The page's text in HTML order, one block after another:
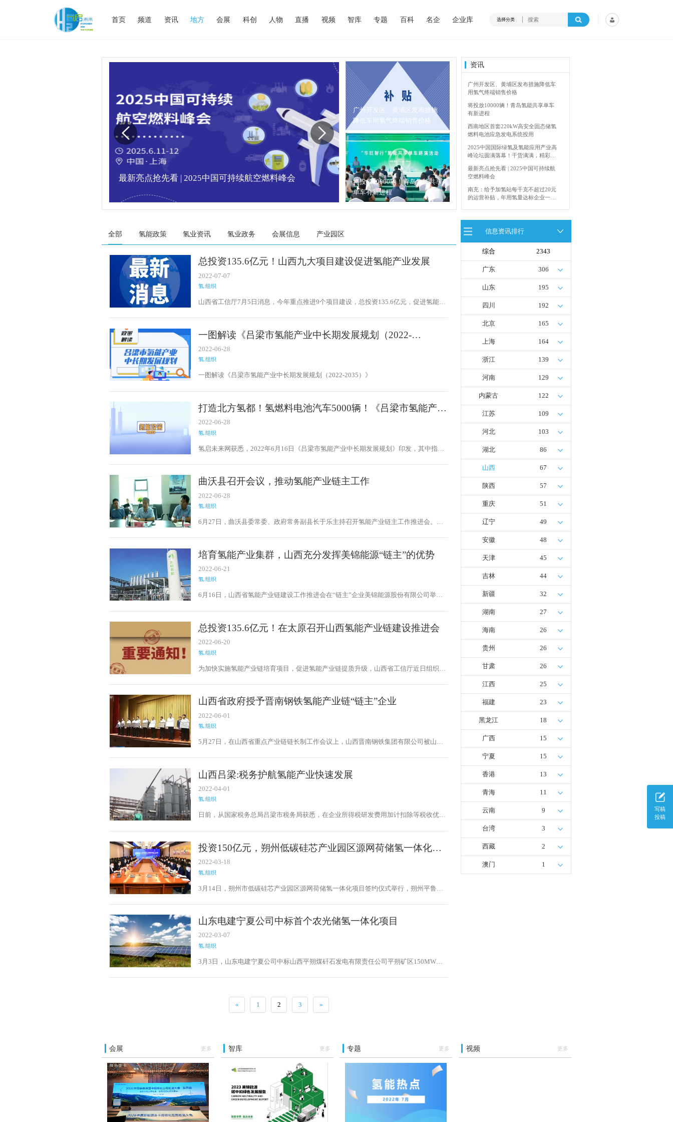
首页 频道 资讯 地方 会展 科创 人物 直播 视频 智库 专题 百科 名企 企业库 选择分类
最新亮点抢先看 | 2025中国可持续航空燃料峰会 内蒙古能源局：2024年加快建设输氢管道网络
广州开发区、黄埔区发布措施
降低车用氢气终端销售价格
将投放10000辆！青岛氢能共享
单车有新进程
资讯
广州开发区、黄埔区发布措施降低车
用氢气终端销售价格
将投放10000辆！青岛氢能共享单车
有新进程
西南地区首套220kW高安全固态储氢
燃料电池应急发电系统投用
2025中国国际绿氢及氢能应用产业高
峰论坛圆满落幕！干货满满，精彩瞬
最新亮点抢先看 | 2025中国可持续航
空燃料峰会
南充：给予加氢站每千克不超过20元
的运营补贴，年用氢量达标企业一次
青岛氢能新跨越：海德利森携手打造
全球首台套！240吨氢能矿用刚性自
发成果验收工作会议在呼伦贝尔举行
新疆俊瑞温宿规模化制绿氢项目开工
仪式在温宿县成功举办
荷兰氢能产业联盟到访天德工业装
能产业发展举办交流会
写稿
投稿
全部 氢能政策 氢业资讯 氢业政务 会展信息 产业园区
总投资135.6亿元！山西九大项目建设促进氢能产业发展
2022-07-07
氢.组织
山西省工信厅7月5日消息，今年重点推进9个项目建设，总投资135.6亿元，促进氢能产
信厅介绍，充分发挥资源禀赋和产业基础优势，加快项目推进。
一图解读《吕梁市氢能产业中长期发展规划（2022-
2035）》
2022-06-28
氢.组织
一图解读《吕梁市氢能产业中长期发展规划（2022-2035）》
打造北方氢都！氢燃料电池汽车5000辆！《吕梁市氢能产业
中长期发展规划（2022-2035）》印发
2022-06-28
氢.组织
氢启未来网获悉，2022年6月16日《吕梁市氢能产业中长期发展规划》印发，其中指
动吕梁建成中国氢能产业商业化创新发展引领区。力争建成具有加氢功能的综合能源站
200座，全市氢燃料电池汽车数量突破5万辆，全市90％以上的工业园区、公交线路普及
氢燃料电池汽车。
曲沃县召开会议，推动氢能产业链主工作
2022-06-28
氢.组织
6月27日，曲沃县委常委、政府常务副县长于乐主持召开氢能产业链主工作推进会。工
人出席会议。于乐要求企业进一步改进工作作风，加快信息沟通，提高会议质量和工作
效率，定期召开“碰头会”，加强企业与部门，部门与部门之间的沟通，加强工作运作，
做好氢能产业链的主要工作。
培育氢能产业集群，山西充分发挥美锦能源“链主”的优势
2022-06-21
氢.组织
6月16日，山西省氢能产业链建设工作推进会在“链主”企业美锦能源股份有限公司举
发展壮大，拥抱氢能产业发展新时代。5月27日，山西省政府授予首批20家“链主”企
业，山西产业链“链长制”进入全面实施阶段。
总投资135.6亿元！在太原召开山西氢能产业链建设推进会
2022-06-20
氢.组织
为加快实施氢能产业链培育项目，促进氢能产业链提质升级，山西省工信厅近日组织山
进会。山西省氢能产业链上游的焦化产业基础雄厚，中游焦炉煤气制氢原料来源丰富、
技术成熟、制氢成本低。从会上了解到，未来山西省氢能产业链将重点推进9个项目建
设，总投资135.6亿元，预计2022年完成投资40.6亿元。
山西省政府授予晋南钢铁氢能产业链“链主”企业
2022-06-01
氢.组织
5月27日，在山西省重点产业链链长制工作会议上，山西晋南钢铁集团有限公司被山西
誉牌匾。下一步，晋南钢铁将充分利用储能技术，进一步提高光伏发电的利用效率，实
现连续制氢制氧，全面降低企业碳排放。
山西吕梁:税务护航氢能产业快速发展
2022-04-01
氢.组织
日前，从国家税务总局吕梁市税务局获悉，在企业所得税研发费用加计扣除等税收优惠
液体储氢项目和管道输氢装置已进入设备安装的关键阶段。
投资150亿元，朔州低碳硅芯产业园区源网荷储氢一体化项
目签约仪式举行
2022-03-18
氢.组织
3月14日，朔州市低碳硅芯产业园区源网荷储氢一体化项目签约仪式举行，朔州平鲁区
清、朔州市委副书记、市长吴秀玲、朔州市委常委、副市长刘亮、中国广核新能源控股
公司总工程师鹿浩出席签约仪式并见证签约。
山东电建宁夏公司中标首个农光储氢一体化项目
2022-03-07
氢.组织
3月3日，山东电建宁夏公司中标山西平朔煤矸石发电有限责任公司平朔矿区150MW农
张奠定了坚实的基础。随后，山东电建宁夏公司将继续致力于新能源相关业务市场开拓
« 1 2 3 »
信息资讯排行
综合 2343
广东 306
山东 195
四川 192
北京 165
上海 164
浙江 139
河南 129
内蒙古 122
江苏 109
河北 103
湖北 86
山西 67
陕西 57
重庆 51
辽宁 49
安徽 48
天津 45
吉林 44
新疆 32
湖南 27
海南 26
贵州 26
甘肃 26
江西 25
福建 23
黑龙江 18
广西 15
宁夏 15
香港 13
青海 11
云南 9
台湾 3
西藏 2
澳门 1
会展 更多 智库 更多 专题 更多 视频 更多